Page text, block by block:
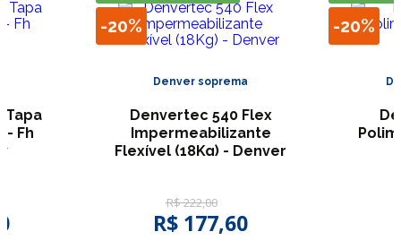
Tapa
- Fh
-20%
Denver soprema
Denvertec 540 Flex
Impermeabilizante
Flexível (18Kg) - Denver
R$222,00
R$ 177,60
-20%